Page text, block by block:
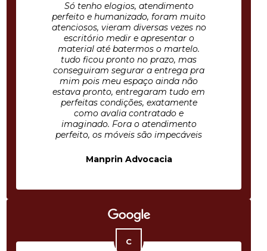
Só tenho elogios, atendimento
perfeito e humanizado, foram muito
atenciosos, vieram diversas vezes no
escritório medir e apresentar o
material até batermos o martelo.
tudo ficou pronto no prazo, mas
conseguiram segurar a entrega pra
mim pois meu espaço ainda não
estava pronto, entregaram tudo em
perfeitas condições, exatamente
como avalia contratado e
imaginado. Fora o atendimento
perfeito, os móveis são impecáveis
Manprin Advocacia